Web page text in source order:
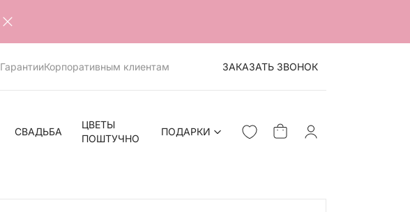
ГарантииКорпоративным клиентам ЗАКАЗАТЬ ЗВОНОК
СВАДЬБА
ЦВЕТЫ
ПОШТУЧНО
ПОДАРКИ